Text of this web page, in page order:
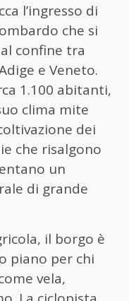
l’ingresso di
che si
confine tra
e Veneto.
1.100 abitanti,
clima mite
dei
che risalgono
un
di grande
il borgo è
piano per chi
vela,